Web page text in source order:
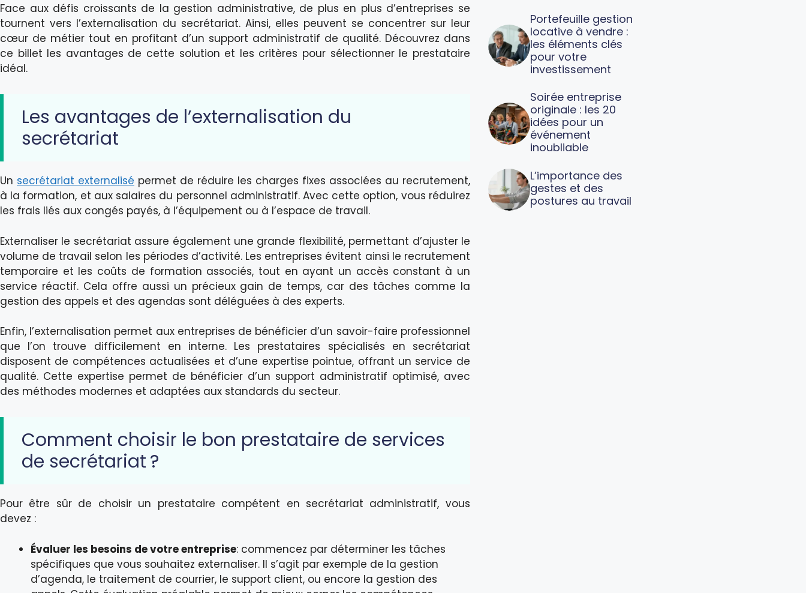
Face aux défis croissants de la gestion administrative, de plus en plus d’entreprises se
tournent vers l’externalisation du secrétariat. Ainsi, elles peuvent se concentrer sur leur
cœur de métier tout en profitant d’un support administratif de qualité. Découvrez dans
ce billet les avantages de cette solution et les critères pour sélectionner le prestataire
idéal.
Les avantages de l’externalisation du
secrétariat
Un secrétariat externalisé permet de réduire les charges fixes associées au recrutement,
à la formation, et aux salaires du personnel administratif. Avec cette option, vous réduirez
les frais liés aux congés payés, à l’équipement ou à l’espace de travail.
Externaliser le secrétariat assure également une grande flexibilité, permettant d’ajuster le
volume de travail selon les périodes d’activité. Les entreprises évitent ainsi le recrutement
temporaire et les coûts de formation associés, tout en ayant un accès constant à un
service réactif. Cela offre aussi un précieux gain de temps, car des tâches comme la
gestion des appels et des agendas sont déléguées à des experts.
Enfin, l’externalisation permet aux entreprises de bénéficier d’un savoir-faire professionnel
que l’on trouve difficilement en interne. Les prestataires spécialisés en secrétariat
disposent de compétences actualisées et d’une expertise pointue, offrant un service de
qualité. Cette expertise permet de bénéficier d’un support administratif optimisé, avec
des méthodes modernes et adaptées aux standards du secteur.
Comment choisir le bon prestataire de services
de secrétariat ?
Pour être sûr de choisir un prestataire compétent en secrétariat administratif, vous
devez :
Évaluer les besoins de votre entreprise: commencez par déterminer les tâches
spécifiques que vous souhaitez externaliser. Il s’agit par exemple de la gestion
d’agenda, le traitement de courrier, le support client, ou encore la gestion des
Portefeuille gestion
locative à vendre :
les éléments clés
pour votre
investissement
Soirée entreprise
originale : les 20
idées pour un
événement
inoubliable
L’importance des
gestes et des
postures au travail